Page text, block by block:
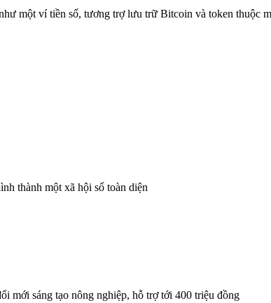
một ví tiền số, tương trợ lưu trữ Bitcoin và token thuộc